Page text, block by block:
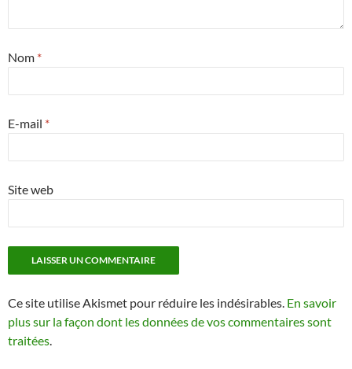
Nom *
E-mail *
Site web
Ce site utilise Akismet pour réduire les indésirables. En savoir
plus sur la façon dont les données de vos commentaires sont
traitées.